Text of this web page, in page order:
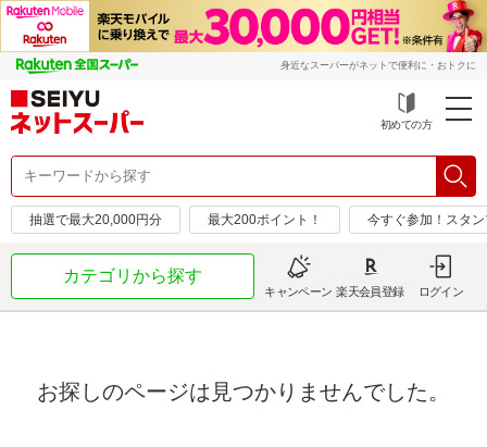
身近なスーパーがネットで便利に・おトクに
初めての方
抽選で最大20,000円分 最大200ポイント！ 今すぐ参加！スタ
カテゴリから探す
キャンペーン 楽天会員登録 ログイン
お探しのページは見つかりませんでした。